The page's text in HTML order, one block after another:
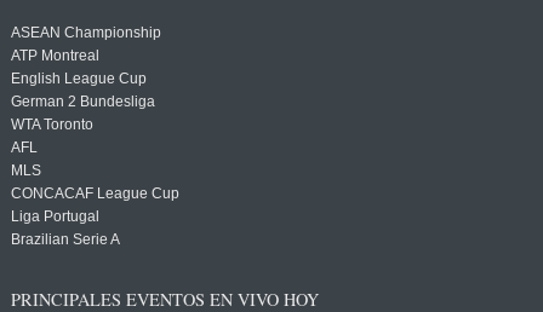
ASEAN Championship
ATP Montreal
English League Cup
German 2 Bundesliga
WTA Toronto
AFL
MLS
CONCACAF League Cup
Liga Portugal
Brazilian Serie A
PRINCIPALES EVENTOS EN VIVO HOY